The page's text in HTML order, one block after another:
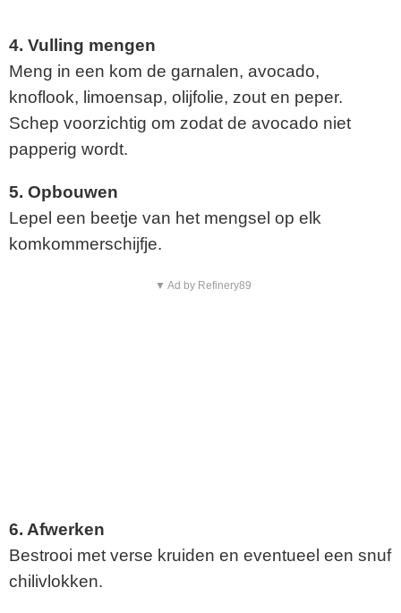
4. Vulling mengen
Meng in een kom de garnalen, avocado,
knoflook, limoensap, olijfolie, zout en peper.
Schep voorzichtig om zodat de avocado niet
papperig wordt.
5. Opbouwen
Lepel een beetje van het mengsel op elk
komkommerschijfje.
▼ Ad by Refinery89
6. Afwerken
Bestrooi met verse kruiden en eventueel een snuf
chilivlokken.